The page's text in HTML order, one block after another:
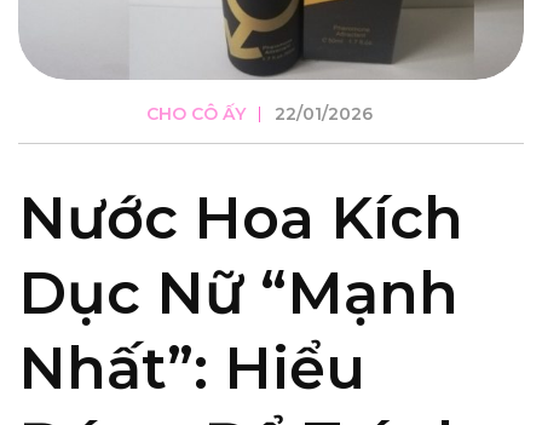
CHO CÔ ẤY 22/01/2026
Nước Hoa Kích
Dục Nữ “Mạnh
Nhất”: Hiểu